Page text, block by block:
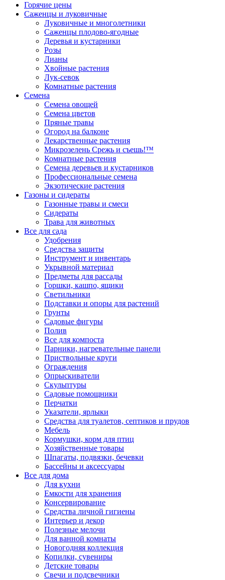
Горячие цены
Саженцы и луковичные
Луковичные и многолетники
Саженцы плодово-ягодные
Деревья и кустарники
Розы
Лианы
Хвойные растения
Лук-севок
Комнатные растения
Семена
Семена овощей
Семена цветов
Пряные травы
Огород на балконе
Лекарственные растения
Микрозелень Срежь и съешь!™
Комнатные растения
Семена деревьев и кустарников
Профессиональные семена
Экзотические растения
Газоны и сидераты
Газонные травы и смеси
Сидераты
Трава для животных
Все для сада
Удобрения
Средства защиты
Инструмент и инвентарь
Укрывной материал
Предметы для рассады
Горшки, кашпо, ящики
Светильники
Подставки и опоры для растений
Грунты
Садовые фигуры
Полив
Все для компоста
Парники, нагревательные панели
Приствольные круги
Ограждения
Опрыскиватели
Скульптуры
Садовые помощники
Перчатки
Указатели, ярлыки
Средства для туалетов, септиков и прудов
Мебель
Кормушки, корм для птиц
Хозяйственные товары
Шпагаты, подвязки, бечевки
Бассейны и аксессуары
Все для дома
Для кухни
Емкости для хранения
Консервирование
Средства личной гигиены
Интерьер и декор
Полезные мелочи
Для ванной комнаты
Новогодняя коллекция
Копилки, сувениры
Детские товары
Свечи и подсвечники